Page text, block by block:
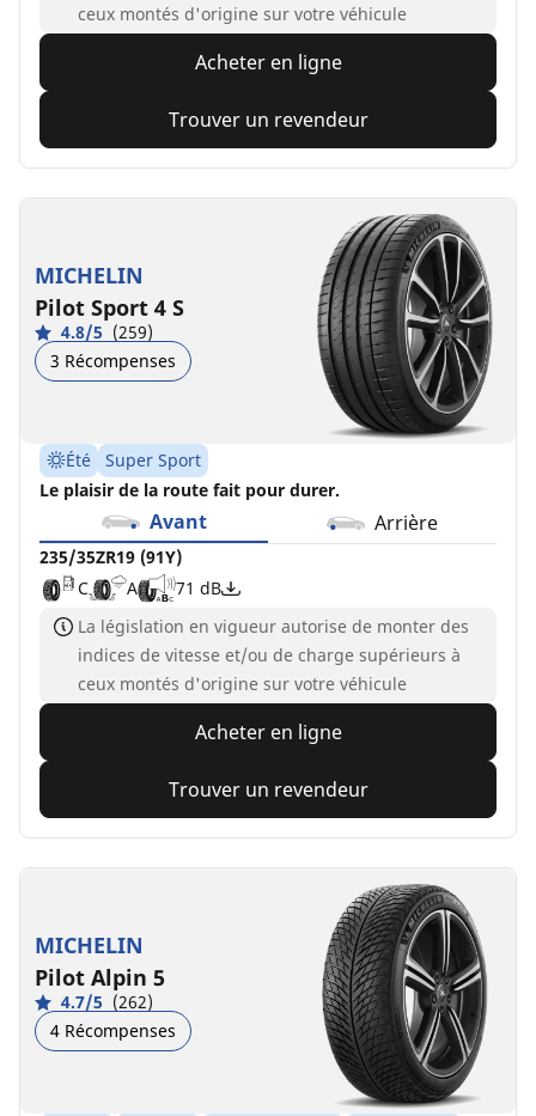
ceux montés d'origine sur votre véhicule
Acheter en ligne
Trouver un revendeur
MICHELIN
Pilot Sport 4 S
4.8/5 (259)
3 Récompenses
Été
Super Sport
Le plaisir de la route fait pour durer.
Avant Arrière
235/35ZR19 (91Y)
C
A 71 dB
La législation en vigueur autorise de monter des
indices de vitesse et/ou de charge supérieurs à
ceux montés d'origine sur votre véhicule
Acheter en ligne
Trouver un revendeur
MICHELIN
Pilot Alpin 5
4.7/5 (262)
4 Récompenses